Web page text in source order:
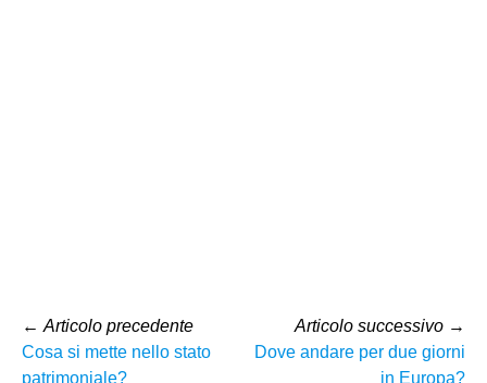
← Articolo precedente
Cosa si mette nello stato
patrimoniale?
Articolo successivo →
Dove andare per due giorni
in Europa?